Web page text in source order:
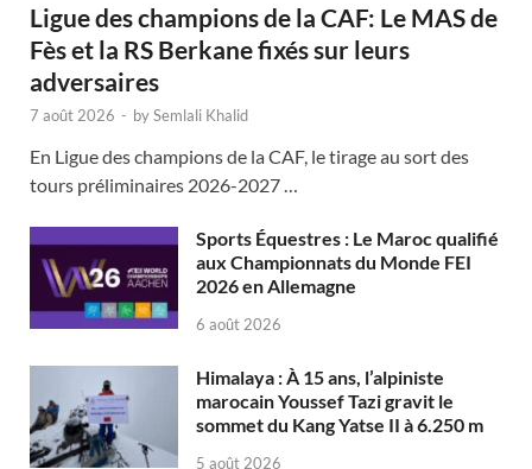
Ligue des champions de la CAF: Le MAS de
Fès et la RS Berkane fixés sur leurs
adversaires
7 août 2026 - bySemlali Khalid
En Ligue des champions de la CAF, le tirage au sort des
tours préliminaires 2026-2027 …
Sports Équestres : Le Maroc qualifié
aux Championnats du Monde FEI
2026 en Allemagne
6 août 2026
Himalaya : À 15 ans, l’alpiniste
marocain Youssef Tazi gravit le
sommet du Kang Yatse II à 6.250 m
5 août 2026